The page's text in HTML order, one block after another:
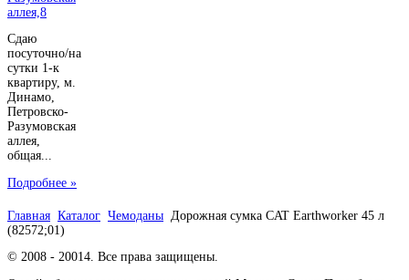
Сдаю
посуточно/на
сутки 1-к
квартиру, м.
Динамо,
Петровско-
Разумовская
аллея,
общая...
Подробнее »
Главная Каталог Чемоданы Дорожная сумка CAT Earthworker 45 л
(82572;01)
© 2008 - 20014. Все права защищены.